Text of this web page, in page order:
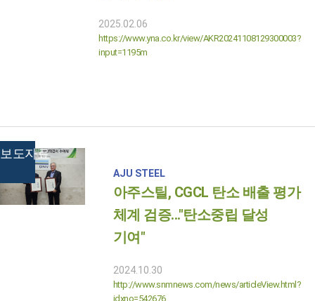
2025.02.06
https://www.yna.co.kr/view/AKR20241108129300003?
input=1195m
AJU STEEL
아주스틸, CGCL 탄소 배출 평가
체계 검증..."탄소중립 달성
기여"
2024.10.30
http://www.snmnews.com/news/articleView.html?
idxno=542676
보도자료